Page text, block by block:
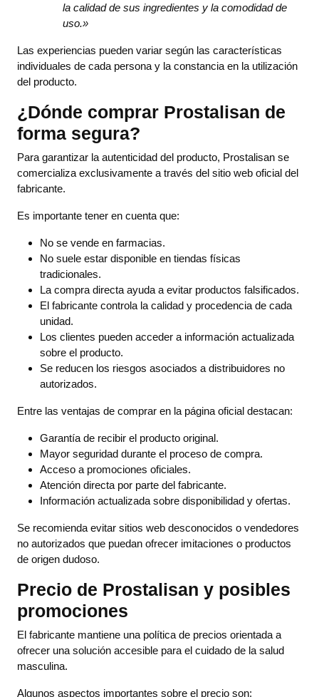
la calidad de sus ingredientes y la comodidad de
uso.»
Las experiencias pueden variar según las características
individuales de cada persona y la constancia en la utilización
del producto.
¿Dónde comprar Prostalisan de
forma segura?
Para garantizar la autenticidad del producto, Prostalisan se
comercializa exclusivamente a través del sitio web oficial del
fabricante.
Es importante tener en cuenta que:
No se vende en farmacias.
No suele estar disponible en tiendas físicas
tradicionales.
La compra directa ayuda a evitar productos falsificados.
El fabricante controla la calidad y procedencia de cada
unidad.
Los clientes pueden acceder a información actualizada
sobre el producto.
Se reducen los riesgos asociados a distribuidores no
autorizados.
Entre las ventajas de comprar en la página oficial destacan:
Garantía de recibir el producto original.
Mayor seguridad durante el proceso de compra.
Acceso a promociones oficiales.
Atención directa por parte del fabricante.
Información actualizada sobre disponibilidad y ofertas.
Se recomienda evitar sitios web desconocidos o vendedores
no autorizados que puedan ofrecer imitaciones o productos
de origen dudoso.
Precio de Prostalisan y posibles
promociones
El fabricante mantiene una política de precios orientada a
ofrecer una solución accesible para el cuidado de la salud
masculina.
Algunos aspectos importantes sobre el precio son: